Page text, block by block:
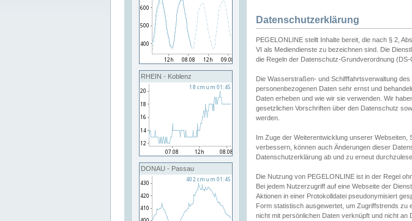
RHEIN - Koblenz
DONAU - Passau
Datenschutzerklärung
PEGELONLINE stellt Inhalte bereit, die nach § 2,
VI als Mediendienste zu bezeichnen sind. Die
die Regeln der Datenschutz-Grundverordnung
Die Wasserstraßen- und Schifffahrtsverwaltung
personenbezogenen Daten sehr ernst und
Daten erheben und wie wir sie verwenden. Wir
gesetzlichen Vorschriften über den Datenschutz
werden.
Im Zuge der Weiterentwicklung unserer
verbessern, können auch Änderungen dieser
Datenschutzerklärung ab und zu erneut
Die Nutzung von PEGELONLINE ist in der Regel
Bei jedem Nutzerzugriff auf eine Webseite der
Aktionen in einer Protokolldatei pseudonymisiert
Form statistisch ausgewertet, um Zugriffstrends
nicht mit persönlichen Daten verknüpft und nicht an